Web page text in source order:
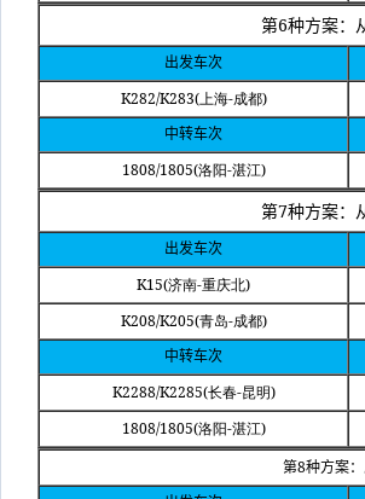
第6种方案：
出发车次
K282/K283(上海-成都)
中转车次
1808/1805(洛阳-湛江)
第7种方案：
出发车次
K15(济南-重庆北)
K208/K205(青岛-成都)
中转车次
K2288/K2285(长春-昆明)
1808/1805(洛阳-湛江)
第8种方案